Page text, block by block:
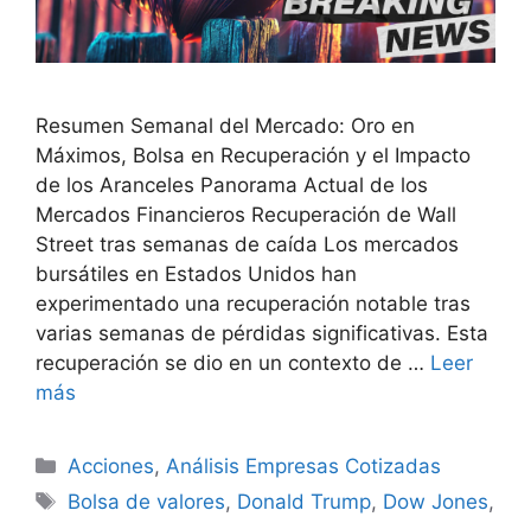
Resumen Semanal del Mercado: Oro en
Máximos, Bolsa en Recuperación y el Impacto
de los Aranceles Panorama Actual de los
Mercados Financieros Recuperación de Wall
Street tras semanas de caída Los mercados
bursátiles en Estados Unidos han
experimentado una recuperación notable tras
varias semanas de pérdidas significativas. Esta
recuperación se dio en un contexto de … Leer
más
Categorías
Acciones, Análisis Empresas Cotizadas
Etiquetas
Bolsa de valores, Donald Trump, Dow Jones,